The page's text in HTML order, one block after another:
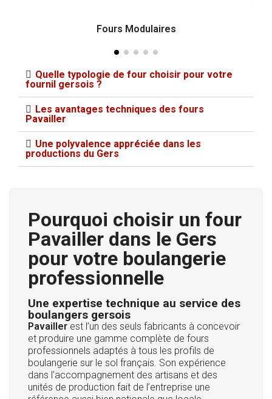
Fours Modulaires
Quelle typologie de four choisir pour votre
fournil gersois ?
Les avantages techniques des fours
Pavailler
Une polyvalence appréciée dans les
productions du Gers
Pourquoi choisir un four
Pavailler dans le Gers
pour votre boulangerie
professionnelle
Une expertise technique au service des
boulangers gersois
Pavailler est l’un des seuls fabricants à concevoir
et produire une gamme complète de fours
professionnels adaptés à tous les profils de
boulangerie sur le sol français. Son expérience
dans l’accompagnement des artisans et des
unités de production fait de l’entreprise une